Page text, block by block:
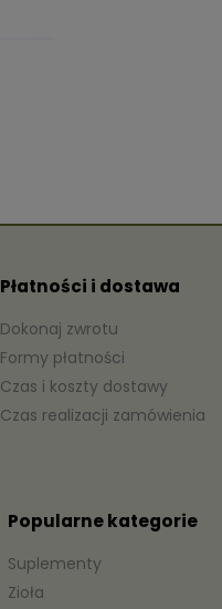
Płatności i dostawa
Dokonaj zwrotu
Formy płatności
Czas i koszty dostawy
Czas realizacji zamówienia
Popularne kategorie
Suplementy
Zioła